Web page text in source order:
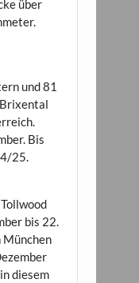
über
und 81
Bis
25.
bis 22.
München
diesem